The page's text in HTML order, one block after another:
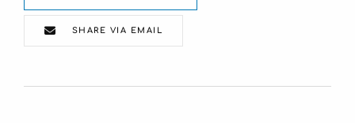
SHARE VIA EMAIL